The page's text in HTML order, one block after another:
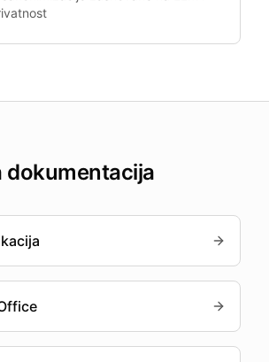
dokumentacija